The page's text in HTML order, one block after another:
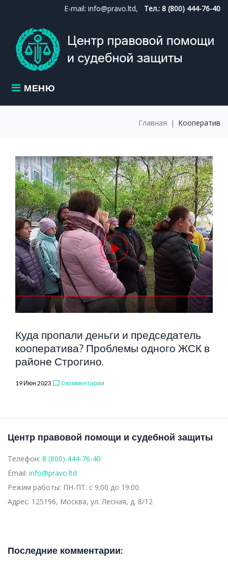
content
E-mail: info@pravo.ltd, Тел.: 8 (800) 444-76-40
МЕНЮ
Главная | Кооператив
МЕТКА:
КООПЕРАТИВ
Куда пропали деньги и председатель
кооператива? Проблемы одного ЖСК в
районе Строгино.
19 Июн 2023 chat_bubble_outline 0 комментарии
Центр правовой помощи и судебной защиты
Телефон: 8 (800) 444-76-40
Email: info@pravo.ltd
Режим работы: ПН-ПТ: с 9:00 до 19:00
Адрес: 125196, Москва, ул. Лесная, д. 8/12
Последние комментарии: